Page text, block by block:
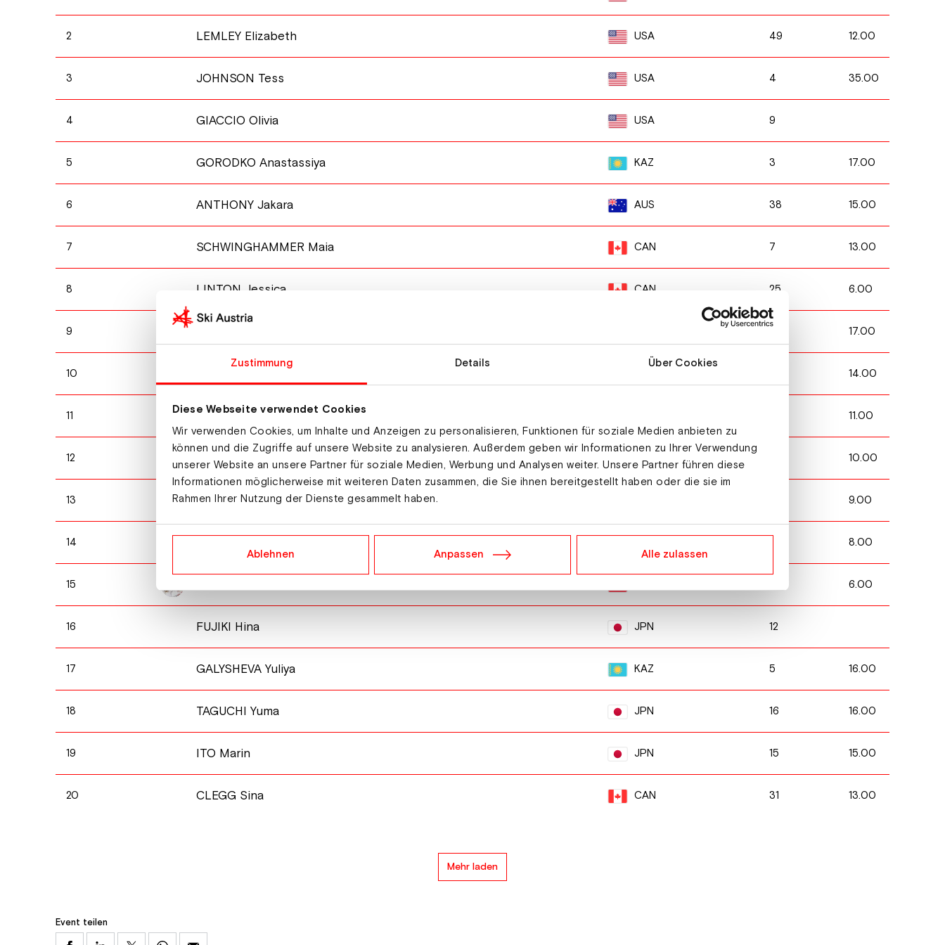
Zustimmung Details Über Cookies
Diese Webseite verwendet Cookies
Wir verwenden Cookies, um Inhalte und Anzeigen zu personalisieren, Funktionen für soziale Medien anbieten zu
können und die Zugriffe auf unsere Website zu analysieren. Außerdem geben wir Informationen zu Ihrer Verwendung
unserer Website an unsere Partner für soziale Medien, Werbung und Analysen weiter. Unsere Partner führen diese
Informationen möglicherweise mit weiteren Daten zusammen, die Sie ihnen bereitgestellt haben oder die sie im
Rahmen Ihrer Nutzung der Dienste gesammelt haben.
Ablehnen Anpassen Alle zulassen
2 LEMLEY Elizabeth USA 49 12.00
3 JOHNSON Tess USA 4 35.00
4 GIACCIO Olivia USA 9
5 GORODKO Anastassiya KAZ 3 17.00
6 ANTHONY Jakara AUS 38 15.00
7 SCHWINGHAMMER Maia CAN 7 13.00
8 LINTON Jessica CAN 25 6.00
9 17.00
10 14.00
11 MACUGA Alli 11.00
12 HOGG Kasey USA 10.00
13 BROWN Berkley 9.00
14 8.00
15 6.00
16 FUJIKI Hina JPN 12
17 GALYSHEVA Yuliya KAZ 5 16.00
18 TAGUCHI Yuma JPN 16 16.00
19 ITO Marin JPN 15 15.00
20 CLEGG Sina CAN 31 13.00
Mehr laden
Event teilen